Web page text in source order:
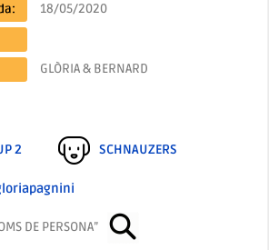
18/05/2020
GLÒRIA & BERNARD
2 SCHNAUZERS
DE PERSONA”